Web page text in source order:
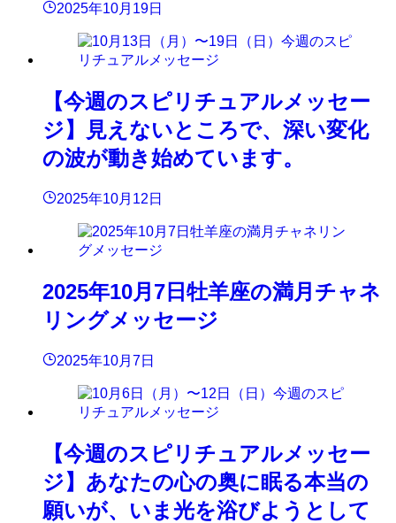
2025年10月19日
【今週のスピリチュアルメッセー
ジ】見えないところで、深い変化
の波が動き始めています。
2025年10月12日
2025年10月7日牡羊座の満月チャネ
リングメッセージ
2025年10月7日
【今週のスピリチュアルメッセー
ジ】あなたの心の奥に眠る本当の
願いが、いま光を浴びようとして